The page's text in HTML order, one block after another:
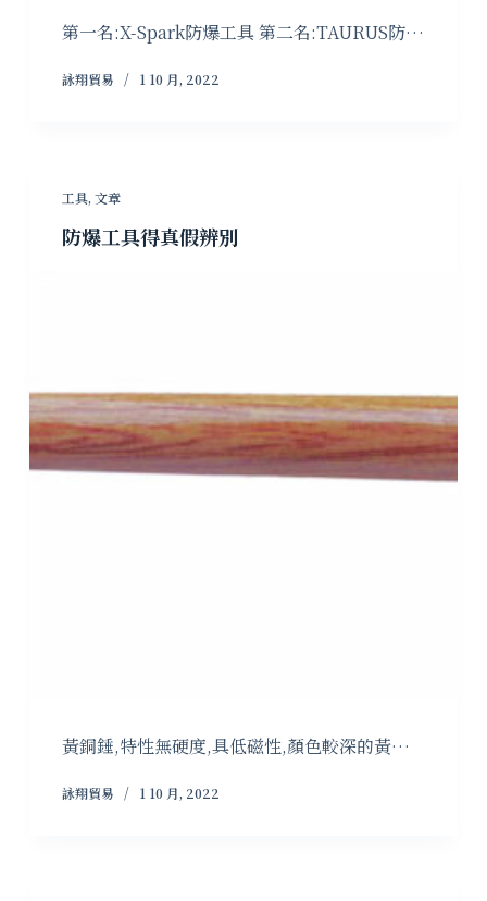
第一名:X-Spark防爆工具 第二名:TAURUS防…
詠翔貿易 1 10 月, 2022
工具, 文章
防爆工具得真假辨別
黃銅錘,特性無硬度,具低磁性,顏色較深的黃…
詠翔貿易 1 10 月, 2022